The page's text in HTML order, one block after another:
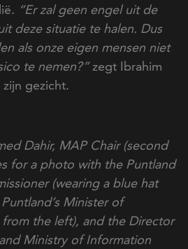
“Er zal geen engel uit de
deze situatie te halen. Dus
als onze eigen mensen niet
te nemen?”zegt Ibrahim
gezicht.
Dahir, MAP Chair (second
for a photo with the Puntland
(wearing a blue hat
Minister of
the left), and the Director
Ministry of Information